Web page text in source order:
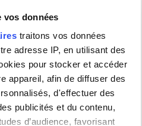
vos données
traitons vos données
adresse IP, en utilisant des
pour stocker et accéder
appareil, afin de diffuser des
d'effectuer des
publicités et du contenu,
d’audience, favorisant
scientifique/universitaire
Malibert (INALCO)
industriel/socio-
d'entreprise), M. Lunt (chef
BIATSS
(et un
de Paris / Suppléant
Nouvelle / Suppléante
(nouvellement élues le
un mandat de deux ans)
de l'EA 2288-DILTEC),